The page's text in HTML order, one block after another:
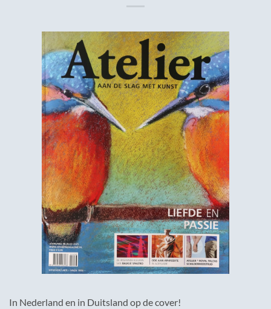
In Nederland en in Duitsland op de cover!